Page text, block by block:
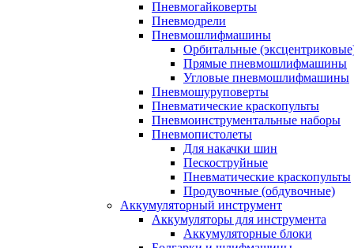
Пневмогайковерты
Пневмодрели
Пневмошлифмашины
Орбитальные
Прямые пневмошлифмашины
Угловые пневмошлифмашины
Пневмошуруповерты
Пневматические краскопульты
Пневмоинструментальные наборы
Пневмопистолеты
Для накачки шин
Пескоструйные
Пневматические краскопульты
Продувочные (обдувочные)
Аккумуляторный инструмент
Аккумуляторы для инструмента
Аккумуляторные блоки